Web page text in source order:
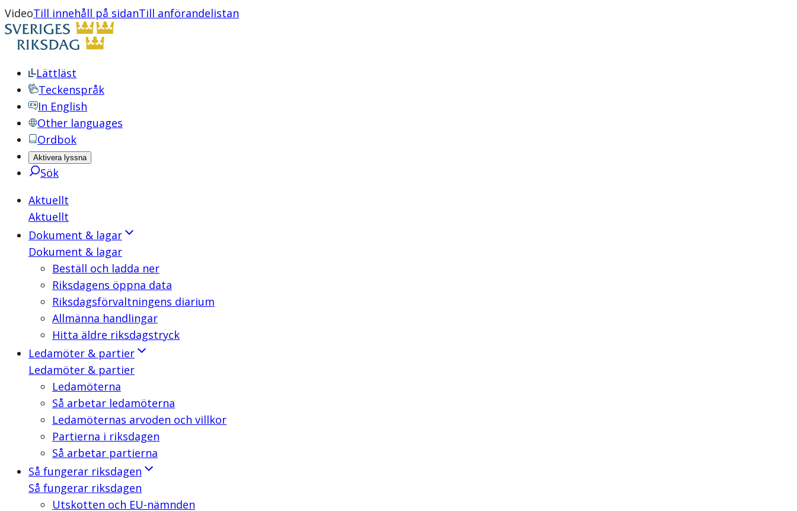
VideoTill innehåll på sidanTill anförandelistan
Lättläst
Teckenspråk
In English
Other languages
Ordbok
Aktivera lyssna
Sök
Aktuellt
Aktuellt
Dokument & lagar
Dokument & lagar
Beställ och ladda ner
Riksdagens öppna data
Riksdagsförvaltningens diarium
Allmänna handlingar
Hitta äldre riksdagstryck
Ledamöter & partier
Ledamöter & partier
Ledamöterna
Så arbetar ledamöterna
Ledamöternas arvoden och villkor
Partierna i riksdagen
Så arbetar partierna
Så fungerar riksdagen
Så fungerar riksdagen
Utskotten och EU-nämnden